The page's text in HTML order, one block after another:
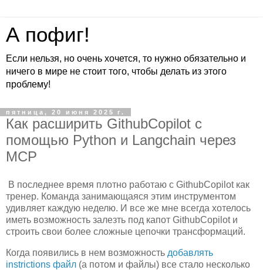
А пофиг!
Если нельзя, но очень хочется, то нужно обязательно и
ничего в мире не стоит того, чтобы делать из этого
проблему!
пятница, 20 июня 2025 г.
Как расширить GithubCopilot с
помощью Python и Langchain через
MCP
В последнее время плотно работаю с GithubCopilot как
тренер. Команда занимающаяся этим инструментом
удивляет каждую неделю. И все же мне всегда хотелось
иметь возможность залезть под капот GithubCopilot и
строить свои более сложные цепочки трансформаций.
Когда появились в нем возможность добавлять
instrictions файл (а потом и файлы) все стало несколько